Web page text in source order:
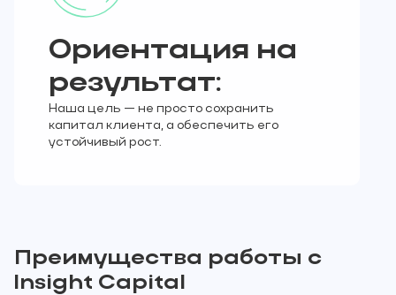
Ориентация на
результат:
Наша цель — не просто сохранить
капитал клиента, а обеспечить его
устойчивый рост.
Преимущества работы с
Insight Capital